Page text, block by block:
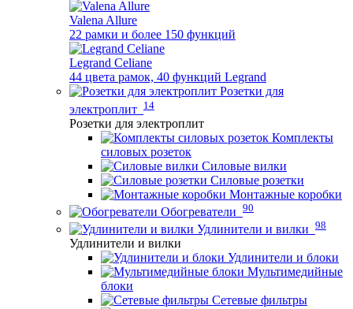
Valena Allure
22 рамки и более 150 функций
Legrand Celiane
44 цвета рамок, 40 функций Legrand
Розетки для
электроплит 14
Розетки для электроплит
Комплекты
силовых розеток
Силовые вилки
Силовые розетки
Монтажные коробки
Обогреватели 90
Удлинители и вилки 98
Удлинители и вилки
Удлинители и блоки
Мультимедийные
блоки
Сетевые фильтры